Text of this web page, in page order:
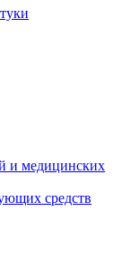
и медицинских
средств